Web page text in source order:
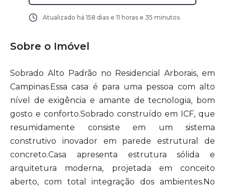
Atualizado há 158 dias e 11 horas e 35 minutos
Sobre o Imóvel
Sobrado Alto Padrão no Residencial Arborais, em
Campinas.Essa casa é para uma pessoa com alto
nível de exigência e amante de tecnologia, bom
gosto e conforto.Sobrado construído em ICF, que
resumidamente consiste em um sistema
construtivo inovador em parede estrutural de
concreto.Casa apresenta estrutura sólida e
arquitetura moderna, projetada em conceito
aberto, com total integração dos ambientes.No